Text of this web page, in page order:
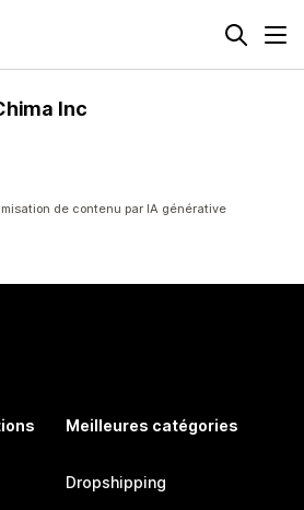
Inc
de contenu par IA générative
Meilleures catégories
Dropshipping